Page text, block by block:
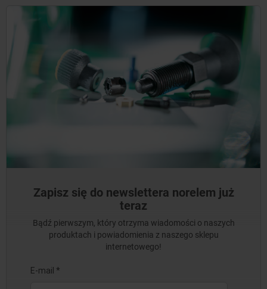
Zapisz się do newslettera norelem już
teraz
Bądź pierwszym, który otrzyma wiadomości o naszych
produktach i powiadomienia z naszego sklepu
internetowego!